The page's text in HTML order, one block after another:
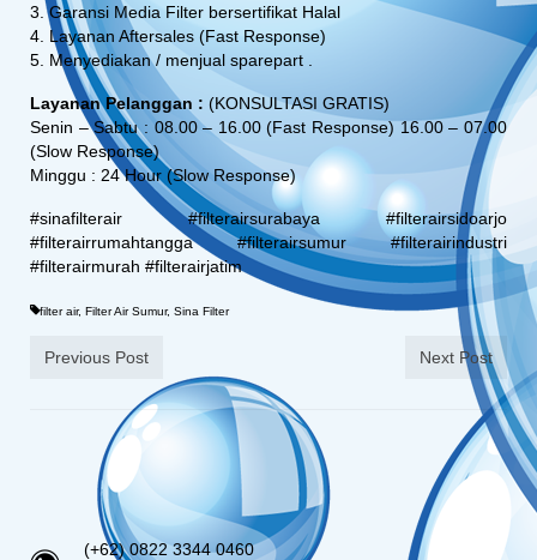
3. Garansi Media Filter bersertifikat Halal
4. Layanan Aftersales (Fast Response)
5. Menyediakan / menjual sparepart .
Layanan Pelanggan : (KONSULTASI GRATIS)
Senin – Sabtu : 08.00 – 16.00 (Fast Response) 16.00 – 07.00
(Slow Response)
Minggu : 24 Hour (Slow Response)
#sinafilterair #filterairsurabaya #filterairsidoarjo
#filterairrumahtangga #filterairsumur #filterairindustri
#filterairmurah #filterairjatim
filter air, Filter Air Sumur, Sina Filter
Previous Post Next Post
(+62) 0822 3344 0460